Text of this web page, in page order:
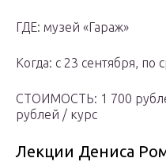
ГДЕ: музей «Гараж»
Когда: с 23 сентября, по
СТОИМОСТЬ: 1 700
рублей / курс
Лекции Дениса